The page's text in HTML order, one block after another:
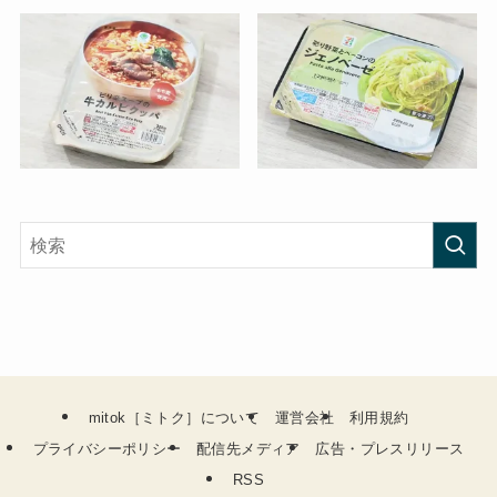
mitok［ミトク］について 運営会社
利用規約
プライバシーポリシー
配信先メディア
広告・プレスリリース
RSS